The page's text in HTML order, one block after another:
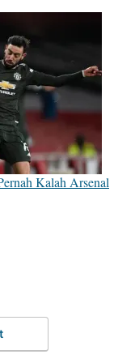
Kalah Arsenal